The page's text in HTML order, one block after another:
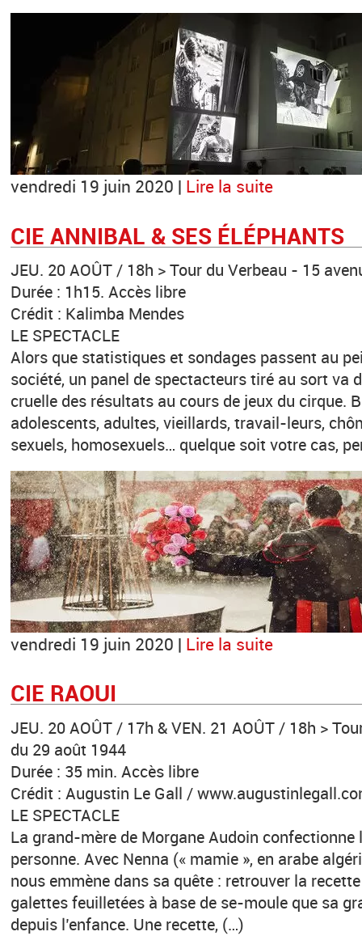
vendredi 19 juin 2020 | Lire la suite
CIE ANNIBAL & SES ÉLÉPHANTS
JEU. 20 AOÛT / 18h > Tour du Verbeau - 15
Durée : 1h15. Accès libre
Crédit : Kalimba Mendes
LE SPECTACLE
Alors que statistiques et sondages passent au
société, un panel de spectacteurs tiré au sort va
cruelle des résultats au cours de jeux du cirque.
adolescents, adultes, vieillards, travail-leurs,
sexuels, homosexuels… quelque soit votre cas,
vendredi 19 juin 2020 | Lire la suite
CIE RAOUI
JEU. 20 AOÛT / 17h & VEN. 21 AOÛT / 18h >
du 29 août 1944
Durée : 35 min. Accès libre
Crédit : Augustin Le Gall /
LE SPECTACLE
La grand-mère de Morgane Audoin confectionne
personne. Avec Nenna (« mamie », en arabe
nous emmène dans sa quête : retrouver la
galettes feuilletées à base de se-moule que sa
depuis l’enfance. Une recette, (…)